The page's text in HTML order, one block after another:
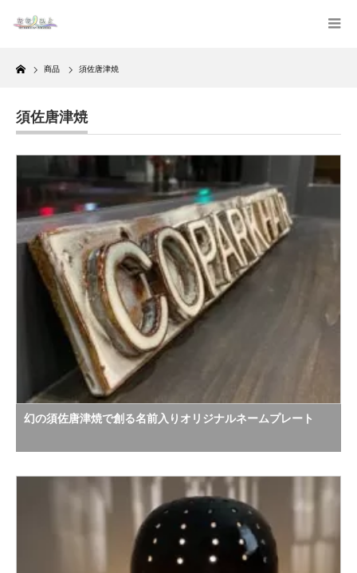
Home
商品 須佐唐津焼
須佐唐津焼
幻の須佐唐津焼で創る名前入りオリジナルネームプレート